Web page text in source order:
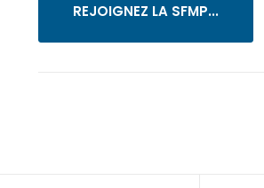
REJOIGNEZ LA SFMP...